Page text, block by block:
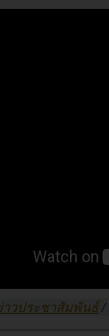
าวประชาสัมพันธ์ /